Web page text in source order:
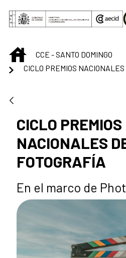
Saltar al contenido principal
INICIOCCE - SANTO DOMINGO
CICLO PREMIOS
CICLO PREMIOS
NACIONALES
FOTOGRAFÍA
En el marco de